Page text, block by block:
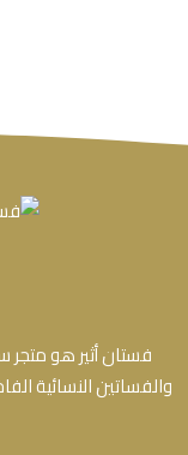
فستان أثير هو
والفساتين النسائية